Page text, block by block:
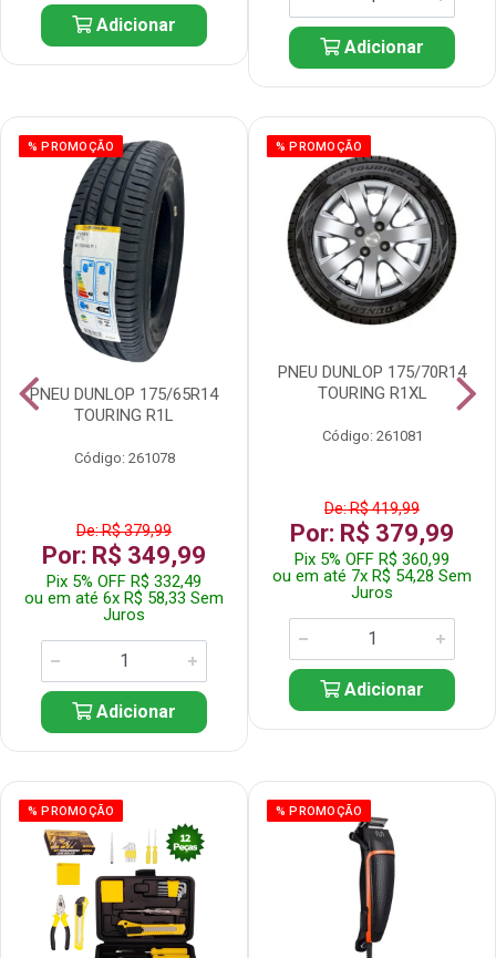
Adicionar
Adicionar
% PROMOÇÃO
PNEU DUNLOP 175/65R14
TOURING R1L
Código: 261078
De: R$ 379,99
Por: R$ 349,99
Pix 5% OFF R$ 332,49
ou em até 6x R$ 58,33 Sem
Juros
Adicionar
% PROMOÇÃO
PNEU DUNLOP 175/70R14
TOURING R1XL
Código: 261081
De: R$ 419,99
Por: R$ 379,99
Pix 5% OFF R$ 360,99
ou em até 7x R$ 54,28 Sem
Juros
Adicionar
% PROMOÇÃO % PROMOÇÃO